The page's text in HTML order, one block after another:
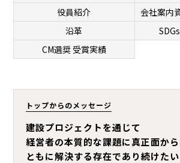
役員紹介
会社案内
沿革
CM選奨 受賞実績
トップからのメッセージ
建設プロジェクトを通じて
経営者の本質的な課題に真正面か
ともに解決する存在であり続けたい